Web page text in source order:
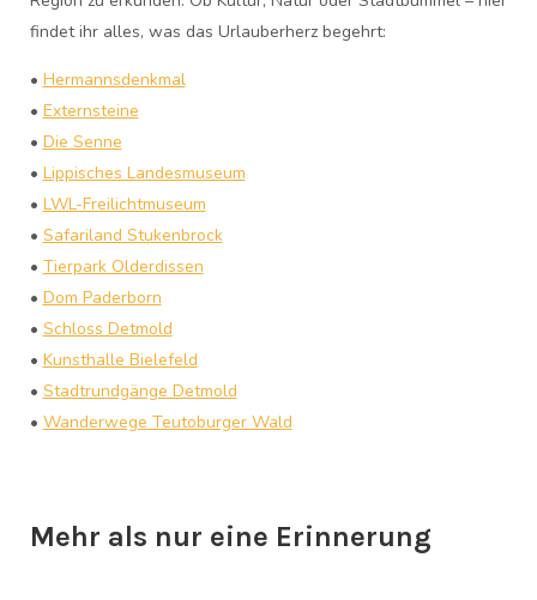
findet ihr alles, was das Urlauberherz begehrt:
• Hermannsdenkmal
• Externsteine
• Die Senne
• Lippisches Landesmuseum
• LWL-Freilichtmuseum
• Safariland Stukenbrock
• Tierpark Olderdissen
• Dom Paderborn
• Schloss Detmold
• Kunsthalle Bielefeld
• Stadtrundgänge Detmold
• Wanderwege Teutoburger Wald
Mehr als nur eine Erinnerung